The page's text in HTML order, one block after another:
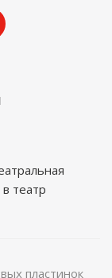
театр
пластинок